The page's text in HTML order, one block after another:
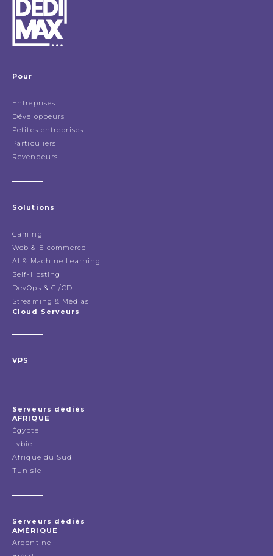
Pour
Entreprises
Développeurs
Petites entreprises
Particuliers
Revendeurs
Solutions
Gaming
Web & E-commerce
AI & Machine Learning
Self-Hosting
DevOps & CI/CD
Streaming & Médias
Cloud Serveurs
VPS
Serveurs dédiés
AFRIQUE
Égypte
Lybie
Afrique du Sud
Tunisie
Serveurs dédiés
AMÉRIQUE
Argentine